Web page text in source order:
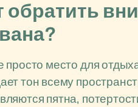
обратить
просто место для
тон всему
пятна,